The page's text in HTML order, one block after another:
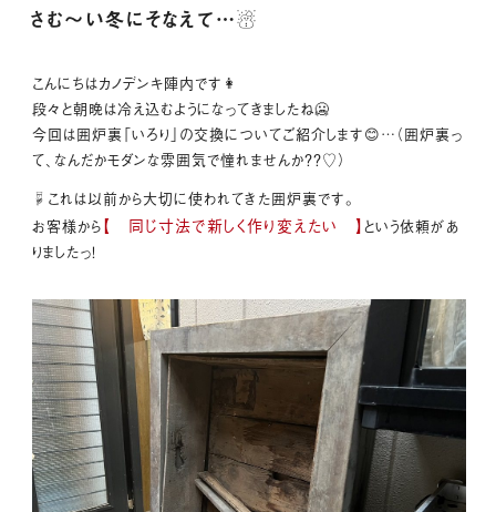
さむ～い冬にそなえて…☃
こんにちはカノデンキ陣内です👩
段々と朝晩は冷え込むようになってきましたね🥶
今回は囲炉裏「いろり」の交換についてご紹介します😊…（囲炉裏っ
て、なんだかモダンな雰囲気で憧れませんか？？♡）
☟これは以前から大切に使われてきた囲炉裏です。
お客様から【 同じ寸法で新しく作り変えたい 】という依頼があ
りましたっ！